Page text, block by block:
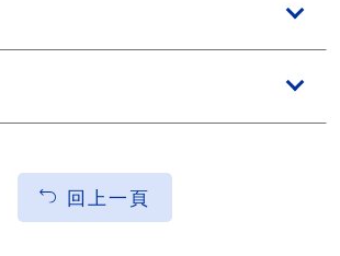
回上一頁